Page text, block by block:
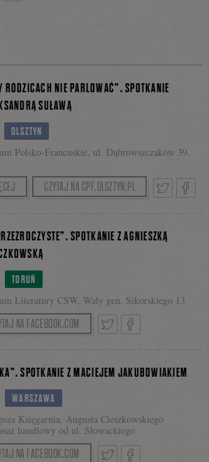
się
na
Facebooku
OLSZTYN
Polsko-Francuskie, ul. Dąbrowszczaków 39,
RODZICACH NIE PARLOWAĆ”. SPOTKANIE
SUŁAWĄ
w ramach 28. dni kultury francuskiej
CZYTAJ NA CPF.OLSZTYN.PL
TORUŃ
Literatury CSW, Wały gen. Sikorskiego 13
SPOTKANIE Z AGNIESZKĄ
NA FACEBOOK.COM
się
WARSZAWA
Księgarnia, Augusta Cieszkowskiego
handlowy od ul. Słowackiego
SPOTKANIE Z MACIEJEM JAKUBOWIAKIEM
NA FACEBOOK.COM